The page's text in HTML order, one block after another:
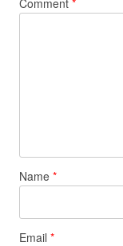
Comment *
Name *
Email *